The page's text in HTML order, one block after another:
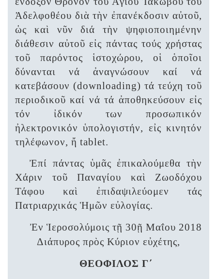
Ἀδελφοθέου διὰ τὴν ἐπανέκδοσιν αὐτοῦ,
ὡς καὶ νῦν διά τὴν ψηφιοποιημένην
διάθεσιν αὐτοῦ εἰς πάντας τούς χρήστας
τοῦ παρόντος ἱστοχώρου, οἱ ὁποῖοι
δύνανται νά ἀναγνώσουν καί νά
κατεβάσουν (downloading) τά τεύχη τοῦ
περιοδικοῦ καί νά τά ἀποθηκεύσουν εἰς
τόν ἰδικόν των προσωπικόν
ἠλεκτρονικόν ὑπολογιστήν, εἰς κινητόν
τηλέφωνον, ἤ tablet.
Ἐπί πάντας ὑμᾶς ἐπικαλούμεθα τὴν
Χάριν τοῦ Παναγίου καὶ Ζωοδόχου
Τάφου καὶ ἐπιδαψιλεύομεν τάς
Πατριαρχικάς Ἡμῶν εὐλογίας.
Ἐν Ἱεροσολύμοις τῇ 30ῇ Μαΐου 2018
Διάπυρος πρὸς Κύριον εὐχέτης,
ΘΕΟΦΙΛΟΣ Γ΄